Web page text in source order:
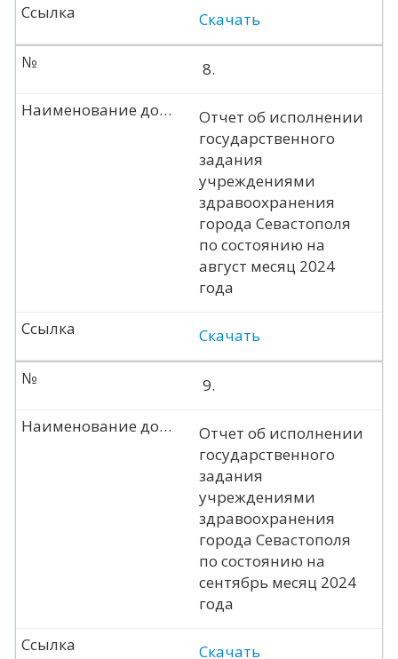
Скачать
Ссылка
8.
№
Отчет об исполнении
государственного
задания
учреждениями
здравоохранения
города Севастополя
по состоянию на
август месяц 2024
года
Наименование документа
Скачать
Ссылка
9.
№
Отчет об исполнении
государственного
задания
учреждениями
здравоохранения
города Севастополя
по состоянию на
сентябрь месяц 2024
года
Наименование документа
Скачать
Ссылка